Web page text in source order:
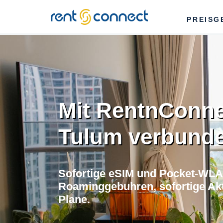
RENT'N
CONNECT
Mit
Tulum
Sofortige eSIM und Pocket-
Roaminggebuhren, sofortige
Plane.